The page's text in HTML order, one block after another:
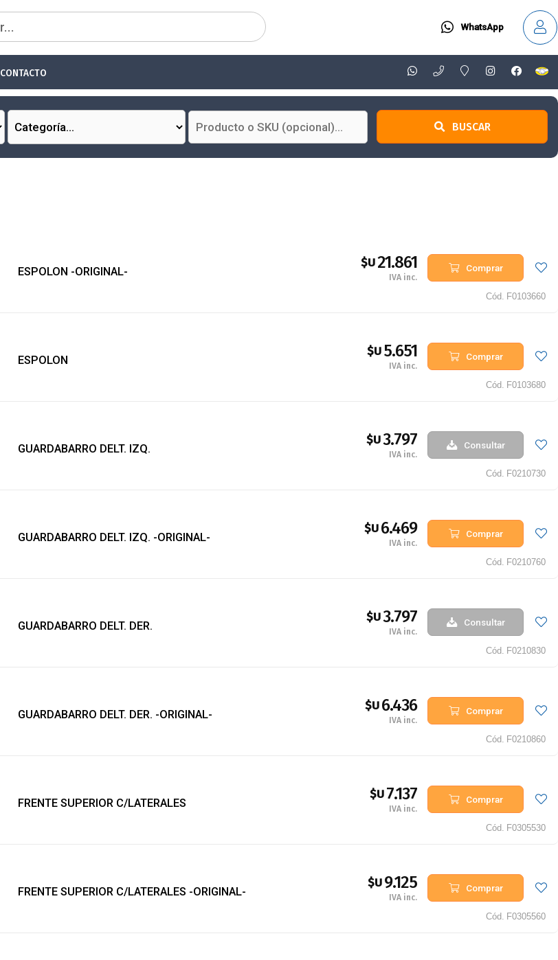
WhatsApp
CONTACTO
BUSCAR
ESPOLON -ORIGINAL-
$U21.861
IVA inc.
Comprar
Cód. F0103660
ESPOLON
$U5.651
IVA inc.
Comprar
Cód. F0103680
GUARDABARRO DELT. IZQ.
$U3.797
IVA inc.
Consultar
Cód. F0210730
GUARDABARRO DELT. IZQ. -ORIGINAL-
$U6.469
IVA inc.
Comprar
Cód. F0210760
GUARDABARRO DELT. DER.
$U3.797
IVA inc.
Consultar
Cód. F0210830
GUARDABARRO DELT. DER. -ORIGINAL-
$U6.436
IVA inc.
Comprar
Cód. F0210860
FRENTE SUPERIOR C/LATERALES
$U7.137
IVA inc.
Comprar
Cód. F0305530
FRENTE SUPERIOR C/LATERALES -ORIGINAL-
$U9.125
IVA inc.
Comprar
Cód. F0305560